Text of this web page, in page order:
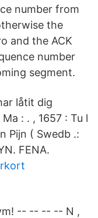
number from
the
and the ACK
number
segment.
låtit dig
: . , 1657 : Tu l
Pijn ( Swedb .:
FENA.
-- -- -- -- N ,